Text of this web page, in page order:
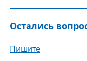
Остались
Пишите